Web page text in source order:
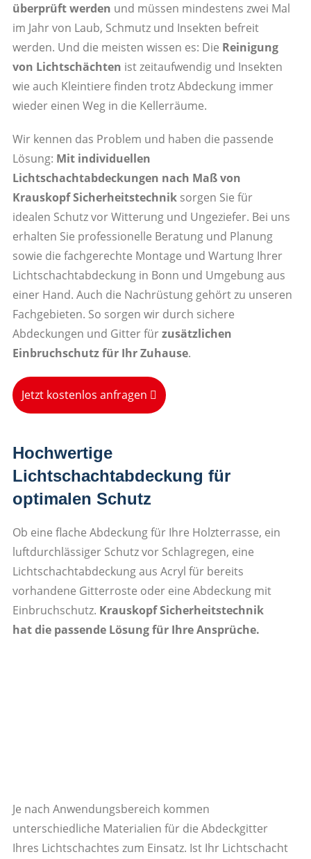
überprüft werden und müssen mindestens zwei Mal
im Jahr von Laub, Schmutz und Insekten befreit
werden. Und die meisten wissen es: Die Reinigung
von Lichtschächten ist zeitaufwendig und Insekten
wie auch Kleintiere finden trotz Abdeckung immer
wieder einen Weg in die Kellerräume.
Wir kennen das Problem und haben die passende
Lösung: Mit individuellen
Lichtschachtabdeckungen nach Maß von
Krauskopf Sicherheitstechnik sorgen Sie für
idealen Schutz vor Witterung und Ungeziefer. Bei uns
erhalten Sie professionelle Beratung und Planung
sowie die fachgerechte Montage und Wartung Ihrer
Lichtschachtabdeckung in Bonn und Umgebung aus
einer Hand. Auch die Nachrüstung gehört zu unseren
Fachgebieten. So sorgen wir durch sichere
Abdeckungen und Gitter fürzusätzlichen
Einbruchschutz für Ihr Zuhause.
Jetzt kostenlos anfragen
Hochwertige
Lichtschachtabdeckung für
optimalen Schutz
Ob eine flache Abdeckung für Ihre Holzterrasse, ein
luftdurchlässiger Schutz vor Schlagregen, eine
Lichtschachtabdeckung aus Acryl für bereits
vorhandene Gitterroste oder eine Abdeckung mit
Einbruchschutz. Krauskopf Sicherheitstechnik
hat die passende Lösung für Ihre Ansprüche.
Je nach Anwendungsbereich kommen
unterschiedliche Materialien für die Abdeckgitter
Ihres Lichtschachtes zum Einsatz. Ist Ihr Lichtschacht